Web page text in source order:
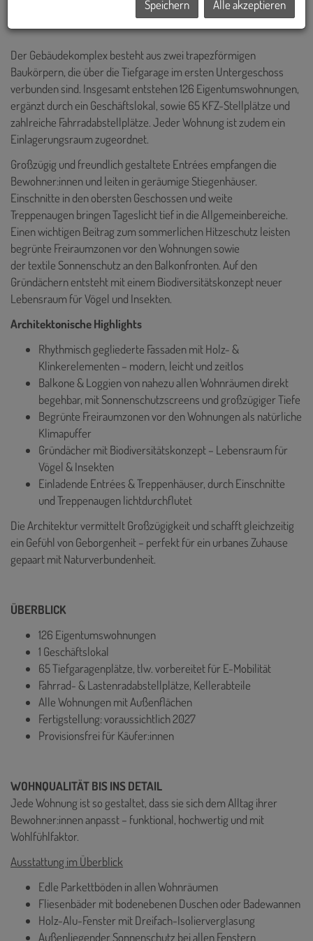
ARCHITEKTUR, DIE FREIRAUM GESTALTET
Der Gebäudekomplex besteht aus zwei trapezförmigen
Baukörpern, die über die Tiefgarage im ersten Untergeschoss
verbunden sind. Insgesamt entstehen 126 Eigentumswohnungen,
ergänzt durch ein Geschäftslokal, sowie 65 KFZ-Stellplätze und
zahlreiche Fahrradabstellplätze. Jeder Wohnung ist zudem ein
Einlagerungsraum zugeordnet.
Großzügig und freundlich gestaltete Entrées empfangen die
Bewohner:innen und leiten in geräumige Stiegenhäuser.
Einschnitte in den obersten Geschossen und weite
Treppenaugen bringen Tageslicht tief in die Allgemeinbereiche.
Einen wichtigen Beitrag zum sommerlichen Hitzeschutz leisten
begrünte Freiraumzonen vor den Wohnungen sowie
der textile Sonnenschutz an den Balkonfronten. Auf den
Gründächern entsteht mit einem Biodiversitätskonzept neuer
Lebensraum für Vögel und Insekten.
Architektonische Highlights
Rhythmisch gegliederte Fassaden mit Holz- &
Klinkerelementen – modern, leicht und zeitlos
Balkone & Loggien von nahezu allen Wohnräumen direkt
begehbar, mit Sonnenschutzscreens und großzügiger Tiefe
Begrünte Freiraumzonen vor den Wohnungen als natürliche
Klimapuffer
Gründächer mit Biodiversitätskonzept – Lebensraum für
Vögel & Insekten
Einladende Entrées & Treppenhäuser, durch Einschnitte
und Treppenaugen lichtdurchflutet
Die Architektur vermittelt Großzügigkeit und schafft gleichzeitig
ein Gefühl von Geborgenheit – perfekt für ein urbanes Zuhause
gepaart mit Naturverbundenheit.
ÜBERBLICK
126 Eigentumswohnungen
1 Geschäftslokal
65 Tiefgaragenplätze, tlw. vorbereitet für E-Mobilität
Fahrrad- & Lastenradabstellplätze, Kellerabteile
Alle Wohnungen mit Außenflächen
Fertigstellung: voraussichtlich 2027
Provisionsfrei für Käufer:innen
WOHNQUALITÄT BIS INS DETAIL
Jede Wohnung ist so gestaltet, dass sie sich dem Alltag ihrer
Bewohner:innen anpasst – funktional, hochwertig und mit
Wohlfühlfaktor.
Ausstattung im Überblick
Edle Parkettböden in allen Wohnräumen
Fliesenbäder mit bodenebenen Duschen oder Badewannen
Holz-Alu-Fenster mit Dreifach-Isolierverglasung
Außenliegender Sonnenschutz bei allen Fenstern
Speichern Alle akzeptieren